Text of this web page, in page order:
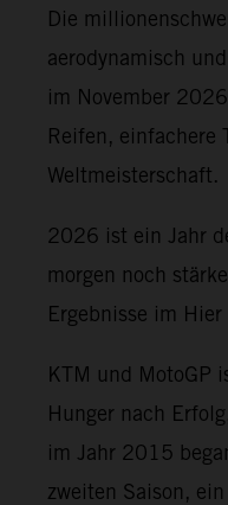
Die
aerodynamisch
im November
Reifen, einfachere
Weltmeisterschaft.
2026 ist ein Jahr
morgen noch
Ergebnisse im
KTM und MotoGP
Hunger nach
im Jahr 2015
zweiten Saison,